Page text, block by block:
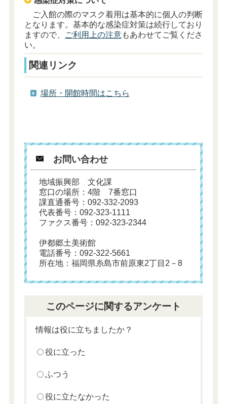
ご入館の際のマスク着用は基本的に個人の判断
となります。基本的な感染症対策は続行しており
ますので、
ご利用上の注意もあわせてご覧くださ
い。
関連リンク
場所・開館時間はこちら
お問い合わせ
地域振興部 文化課
窓口の場所：4階 7番窓口
課直通番号：092-332-2093
代表番号：092-323-1111
ファクス番号：092-323-2344
伊都郷土美術館
電話番号：092-322-5661
所在地：福岡県糸島市前原東2丁目2－8
このページに関するアンケート
情報は役に立ちましたか？
役に立った
ふつう
役に立たなかった